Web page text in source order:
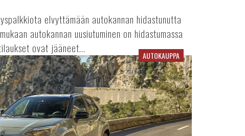
elvyttämään autokannan hidastunutta
autokannan uusiutuminen on hidastumassa
ovat jääneet...
AUTOKAUPPA